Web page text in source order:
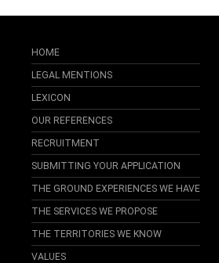
HOME
LEGAL MENTIONS
LEXICON
OUR REFERENCES
RECRUITMENT
SUBMITTING YOUR APPLICATION
THE GROUND EXPERIENCES WE HAVE
THE SERVICES WE PROPOSE
THE TERRITORIES WE KNOW
VALUES